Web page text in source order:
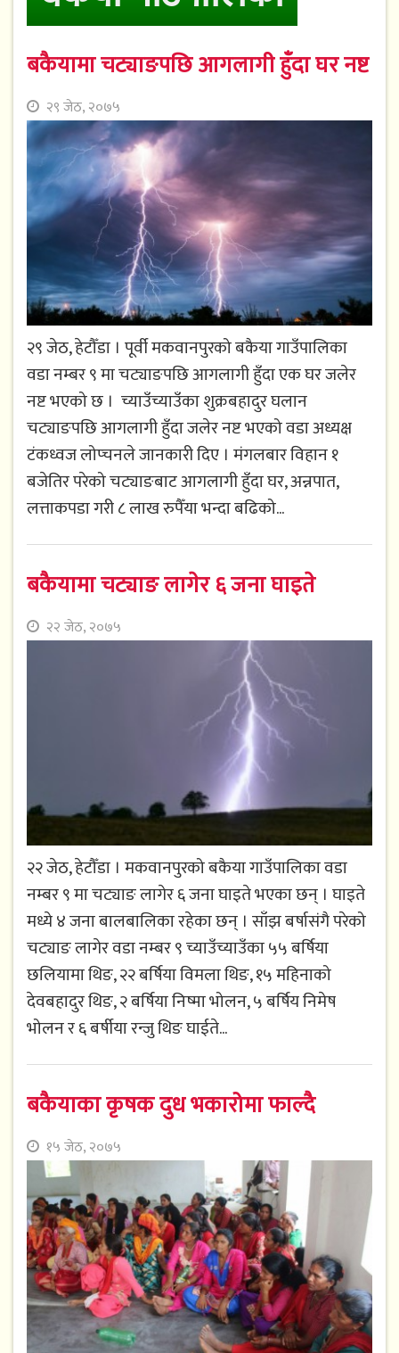
बकैयामा चट्याङपछि आगलागी हुँदा घर नष्ट
२९ जेठ, २०७५
२९ जेठ, हेटौँडा । पूर्वी मकवानपुरको बकैया गाउँपालिका
वडा नम्बर ९ मा चट्याङपछि आगलागी हुँदा एक घर जलेर
नष्ट भएको छ । च्याउँच्याउँका शुक्रबहादुर घलान
चट्याङपछि आगलागी हुँदा जलेर नष्ट भएको वडा अध्यक्ष
टंकध्वज लोप्चनले जानकारी दिए । मंगलबार विहान १
बजेतिर परेको चट्याङबाट आगलागी हुँदा घर, अन्नपात,
लत्ताकपडा गरी ८ लाख रुपैँया भन्दा बढिको...
बकैयामा चट्याङ लागेर ६ जना घाइते
२२ जेठ, २०७५
२२ जेठ, हेटौँडा । मकवानपुरको बकैया गाउँपालिका वडा
नम्बर ९ मा चट्याङ लागेर ६ जना घाइते भएका छन् । घाइते
मध्ये ४ जना बालबालिका रहेका छन् । साँझ बर्षासंगै परेको
चट्याङ लागेर वडा नम्बर ९ च्याउँच्याउँका ५५ बर्षिया
छलियामा थिङ, २२ बर्षिया विमला थिङ, १५ महिनाको
देवबहादुर थिङ, २ बर्षिया निष्मा भोलन, ५ बर्षिय निमेष
भोलन र ६ बर्षीया रन्जु थिङ घाईते...
बकैयाका कृषक दुध भकारोमा फाल्दै
१५ जेठ, २०७५